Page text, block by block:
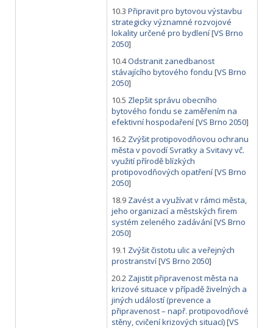
10.3 Připravit pro bytovou výstavbu
strategicky významné rozvojové
lokality určené pro bydlení[VS Brno
2050]
10.4Odstranit zanedbanost
stávajícího bytového fondu [VS Brno
2050]
10.5 Zlepšit správu obecního
bytového fondu se zaměřením na
efektivní hospodaření[VS Brno 2050]
16.2 Zvýšit protipovodňovou ochranu
města v povodí Svratky a Svitavy vč.
využití přírodě blízkých
protipovodňových opatření[VS Brno
2050]
18.9 Zavést a využívat v rámci města,
jeho organizací a městských firem
systém zeleného zadávání[VS Brno
2050]
19.1 Zvýšit čistotu ulic a veřejných
prostranství[VS Brno 2050]
20.2 Zajistit připravenost města na
krizové situace v případě živelných a
jiných událostí (prevence a
připravenost – např. protipovodňové
stěny, cvičení krizových situací)[VS